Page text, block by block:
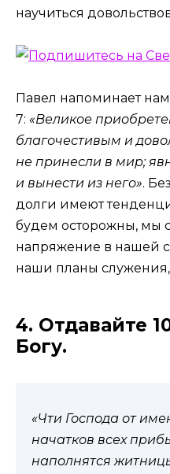
научиться
Павел напоминает
7: «Великое
благочестивым и
не принесли в мир;
и вынести из него».
долги имеют
будем осторожны, мы
напряжение в нашей
наши планы
4. Отдавайте
Богу.
«Чти Господа от
начатков всех
наполнятся